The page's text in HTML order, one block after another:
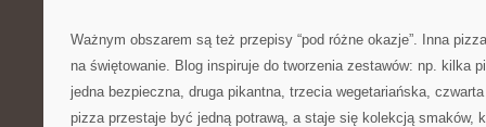
Ważnym obszarem są też przepisy “pod różne okazje”. Inna
na świętowanie. Blog inspiruje do tworzenia zestawów: np. kilka
jedna bezpieczna, druga pikantna, trzecia wegetariańska,
pizza przestaje być jedną potrawą, a staje się kolekcją smaków,